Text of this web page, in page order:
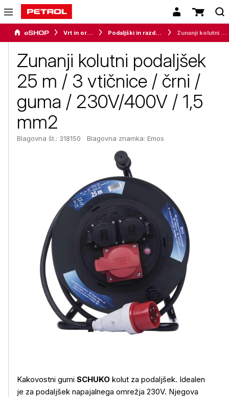
Vrt in orodje Podaljški in razdelilci
Zunanji kolutni podaljšek
25 m / 3 vtičnice / črni /
guma / 230V/400V / 1,5
mm2
Blagovna št.: 318150 Blagovna znamka: Emos
Kakovostni gumi SCHUKO kolut za podaljšek. Idealen
je za podaljšek napajalnega omrežja 230V. Njegova